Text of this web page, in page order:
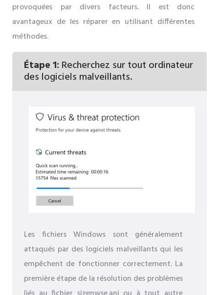
provoquées par divers facteurs. Il est donc
avantageux de les réparer en utilisant différentes
méthodes.
Étape 1: Recherchez sur tout ordinateur
des logiciels malveillants.
Les fichiers Windows sont généralement
attaqués par des logiciels malveillants qui les
empêchent de fonctionner correctement. La
première étape de la résolution des problèmes